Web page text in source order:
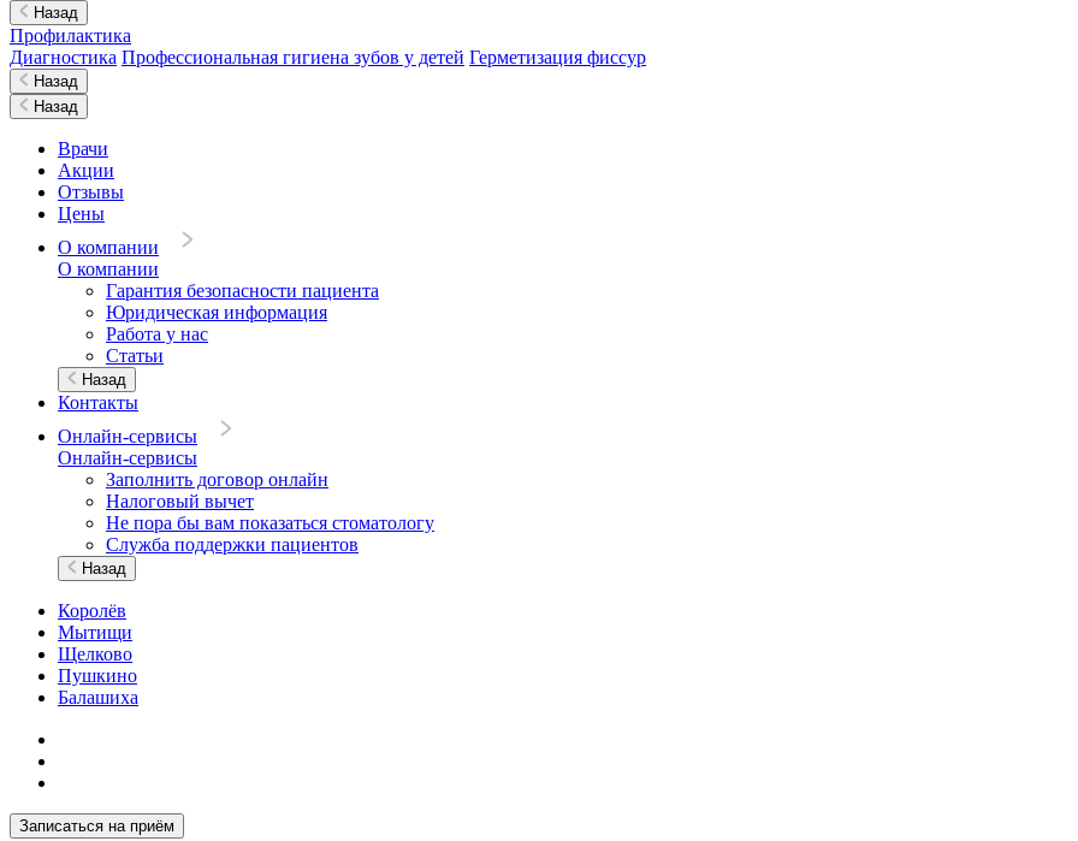
Назад
Профилактика
Диагностика Профессиональная гигиена зубов у детей Герметизация фиссур
Назад
Назад
Врачи
Акции
Отзывы
Цены
О компании
О компании
Гарантия безопасности пациента
Юридическая информация
Работа у нас
Статьи
Назад
Контакты
Онлайн-сервисы
Онлайн-сервисы
Заполнить договор онлайн
Налоговый вычет
Не пора бы вам показаться стоматологу
Служба поддержки пациентов
Назад
Королёв
Мытищи
Щелково
Пушкино
Балашиха
Записаться на приём